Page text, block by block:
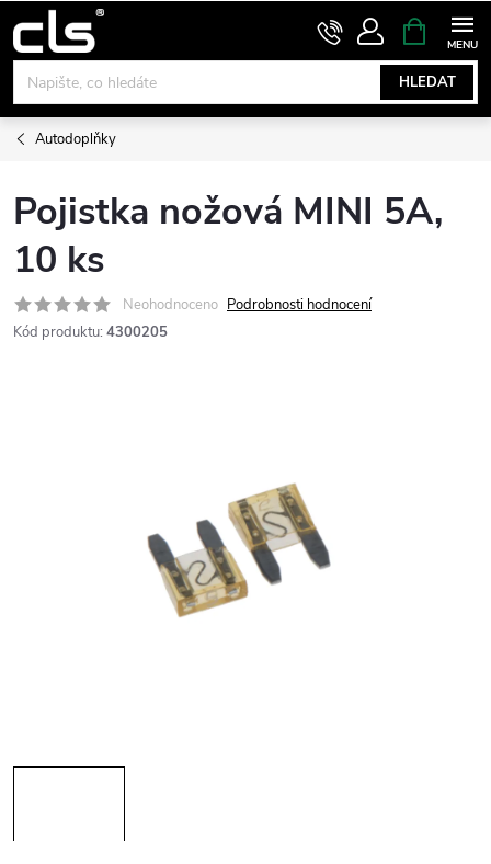
na
obsah
HLEDAT
NÁKUPNÍ
KOŠÍK
Autodoplňky
Pojistka nožová MINI 5A,
10 ks
Neohodnoceno Podrobnosti hodnocení
Kód produktu: 4300205